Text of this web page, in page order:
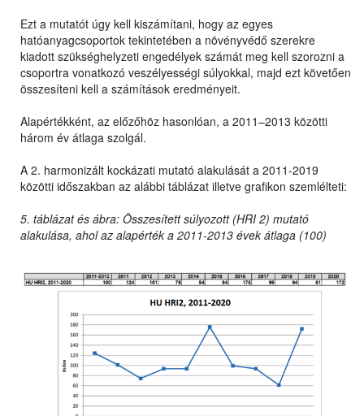
Ezt a mutatót úgy kell kiszámítani, hogy az egyes
hatóanyagcsoportok tekintetében a növényvédő szerekre
kiadott szükséghelyzeti engedélyek számát meg kell szorozni a
csoportra vonatkozó veszélyességi súlyokkal, majd ezt követően
összesíteni kell a számítások eredményeit.
Alapértékként, az előzőhöz hasonlóan, a 2011–2013 közötti
három év átlaga szolgál.
A 2. harmonizált kockázati mutató alakulását a 2011-2019
közötti időszakban az alábbi táblázat illetve grafikon szemlélteti:
5. táblázat és ábra: Összesített súlyozott (HRI 2) mutató
alakulása, ahol az alapérték a 2011-2013 évek átlaga (100)